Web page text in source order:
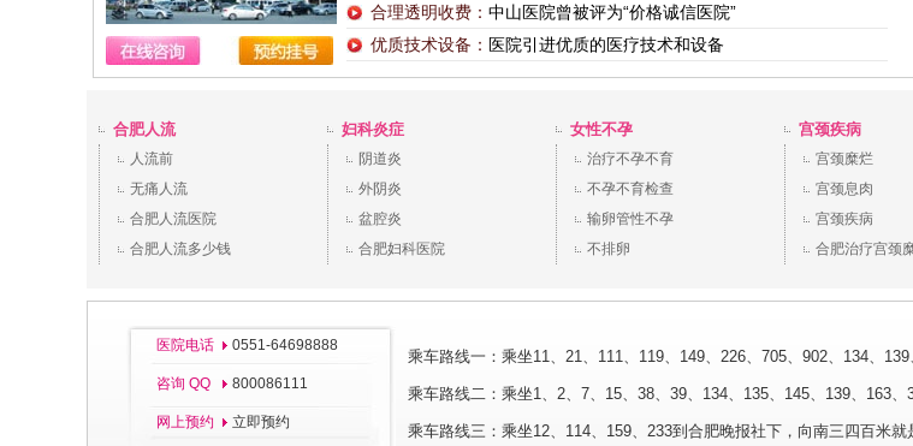
合理透明收费： 中山医院曾被评为“价格诚信医院”
优质技术设备： 医院引进优质的医疗技术和设备
合肥人流
人流前
无痛人流
合肥人流医院
合肥人流多少钱
妇科炎症
阴道炎
外阴炎
盆腔炎
合肥妇科医院
女性不孕
治疗不孕不育
不孕不育检查
输卵管性不孕
不排卵
宫颈疾病
宫颈糜烂
宫颈息肉
宫颈疾病
合肥治疗宫颈
医院电话 0551-64698888
咨询 QQ 800086111
网上预约 立即预约
乘车路线一：乘坐11、21、111、119、149、226、705、902、134、
乘车路线二：乘坐1、2、7、15、38、39、134、135、145、139、163、
乘车路线三：乘坐12、114、159、233到合肥晚报社下，向南三四百米就